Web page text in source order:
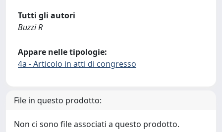
Tutti gli autori
Buzzi R
Appare nelle tipologie:
4a - Articolo in atti di congresso
File in questo prodotto:
Non ci sono file associati a questo prodotto.